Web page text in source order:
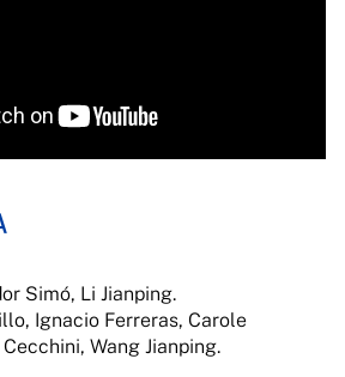
Simó, Li Jianping.
Ignacio Ferreras, Carole
Wang Jianping.